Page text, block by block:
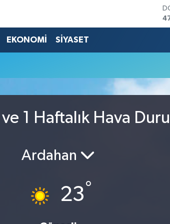
EKONOMİ SİYASET
ve 1 Haftalık Hava
Ardahan
23°